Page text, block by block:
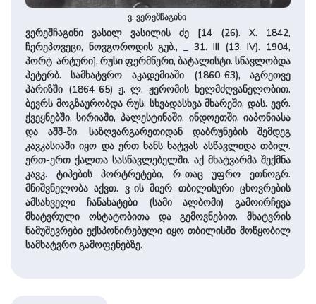
ვ. ვერეშჩაგინი
ვერეშჩაგინი ვასილ ვასილის ძე [14 (26). X. 1842,
ჩერეპოვეცი, ნოვგოროდის გუბ., _ 31. III (13. IV). 1904,
პორტ-არტური], რუსი ფერმწერი, ბატალისტი. სწავლობდა
პეტერბ. სამხატვრო აკადემიაში (1860-63), აგრეთვე
პარიზში (1864-65) ჟ. ლ. ჟერომის ხელმძღვანელობით.
ბევრს მოგზაურობდა რუს. სხვადასხვა მხარეში, დას. ევრ.
ქვეყნებში, სირიაში, პალესტინაში, ინდოეთში, იაპონიასა
და აშშ-ში. საზღვარგარეთიდან დაბრუნების შემდეგ
კავკასიაში იყო და ერთ ხანს ხატვას ასწავლიდა თბილ.
ერთ-ერთ ქალთა სასწავლებელში. აქ მხატვარმა შექმნა
კავკ. ტიპების პორტრეტები, რ-თაც უფრო ეთნოგრ.
მნიშვნელობა აქვთ. ვ-ის მიერ თბილისური ცხოვრების
ამსახველი ჩანახატები (სამი ალბომი) გამოირჩევა
მხატვრული ოსტატობითა და გემოვნებით. მხატვრის
ნამუშევრები ექსპონირებული იყო თბილისში მოწყობილ
სამხატვრო გამოფენებზე.